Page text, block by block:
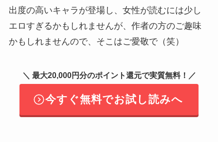
出度の高いキャラが登場し、女性が読むには少し
エロすぎるかもしれませんが、作者の方のご趣味
かもしれませんので、そこはご愛敬で（笑）
＼ 最大20,000円分のポイント還元で実質無料！／
今すぐ無料でお試し読みへ